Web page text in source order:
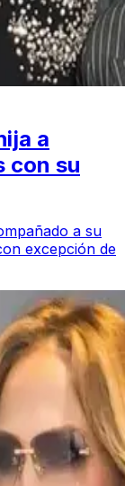
a
con su
a su
excepción de